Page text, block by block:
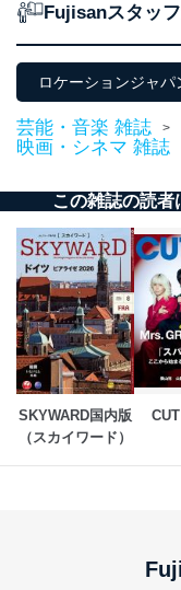
当社にお問合
人情報
3
当社カスタマ
4
採用応募者の
個人情報
5
当社の従業者
人情報
6
パートナー（
企業）からの
により当社の
SNS公式アカ
Fujisanスタッ
ロケーションジャ
芸能・音楽 雑誌 >
映画・シネマ 雑誌
この雑誌の読者
SKYWARD国内版
（スカイワード）